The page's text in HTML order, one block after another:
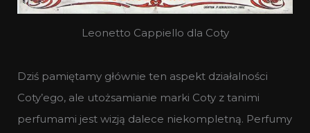
Leonetto Cappiello dla Coty
Dziś pamiętamy głównie ten aspekt działalności
Coty’ego, ale utożsamianie marki Coty z tanimi
perfumami jest wizją dalece niekompletną. Perfumy